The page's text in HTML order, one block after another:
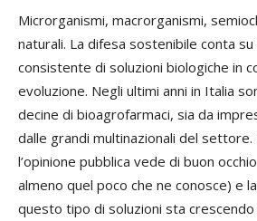
Microrganismi, macrorganismi,
naturali. La difesa sostenibile conta su
consistente di soluzioni biologiche in
evoluzione. Negli ultimi anni in Italia
decine di bioagrofarmaci, sia da
dalle grandi multinazionali del
l’opinione pubblica vede di buon
almeno quel poco che ne conosce) e
questo tipo di soluzioni sta